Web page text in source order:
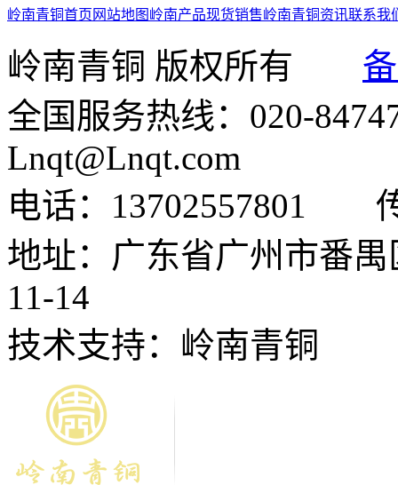
岭南青铜首页 网站地图 岭南产品现货销售岭南青铜资讯联系我
岭南青铜 版权所有
全国服务热线：020-
Lnqt@Lnqt.com
电话：13702557801
地址：广东省广州市番
11-14
技术支持：岭南青铜